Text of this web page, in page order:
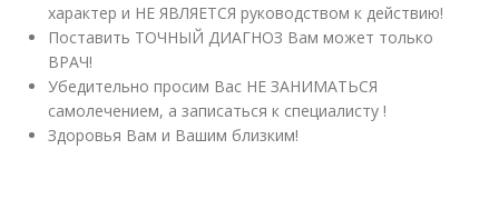
характер и НЕ ЯВЛЯЕТСЯ руководством к действию!
Поставить ТОЧНЫЙ ДИАГНОЗ Вам может только
ВРАЧ!
Убедительно просим Вас НЕ ЗАНИМАТЬСЯ
самолечением, а записаться к специалисту !
Здоровья Вам и Вашим близким!